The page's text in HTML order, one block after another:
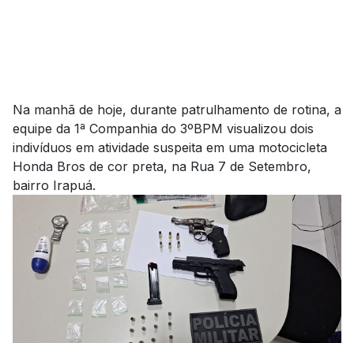
Na manhã de hoje, durante patrulhamento de rotina, a
equipe da 1ª Companhia do 3ºBPM visualizou dois
indivíduos em atividade suspeita em uma motocicleta
Honda Bros de cor preta, na Rua 7 de Setembro,
bairro Irapuá.